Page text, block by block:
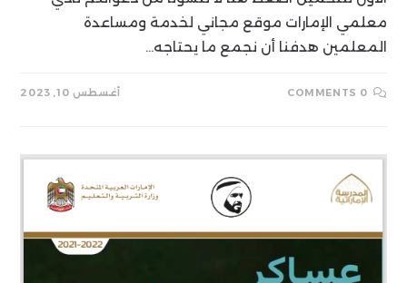
معلمي الإمارات موقع مجاني لخدمة ومساعدة
المعلمين هدفنا أن نجمع ما يحتاجه…
0 COMMENTS أغسطس 10, 2023